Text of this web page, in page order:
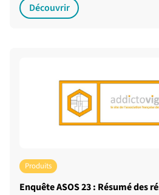
Découvrir
Produits
Enquête ASOS 23 : Résumé des